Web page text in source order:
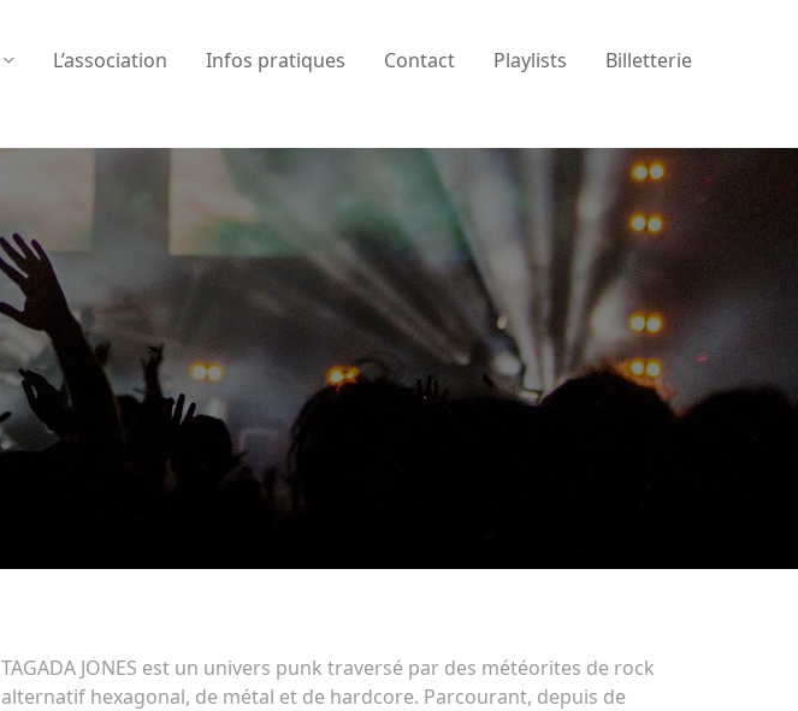
L’association Infos pratiques Contact Playlists Billetterie
TAGADA JONES est un univers punk traversé par des météorites de rock
alternatif hexagonal, de métal et de hardcore. Parcourant, depuis de